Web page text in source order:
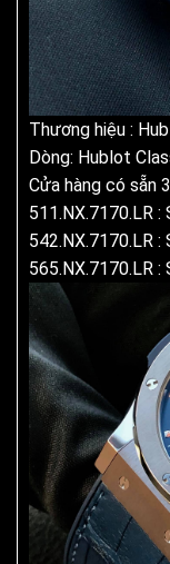
Thương hiệu :
Dòng: Hublot
Cửa hàng có sẵn
511.NX.7170.LR
542.NX.7170.LR
565.NX.7170.LR